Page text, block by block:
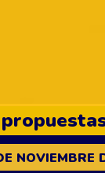
NOVIEMBRE